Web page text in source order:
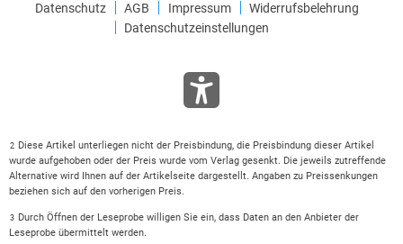
Datenschutz AGB Impressum
Widerrufsbelehrung
Datenschutzeinstellungen
2 Diese Artikel unterliegen nicht der Preisbindung, die Preisbindung dieser Artikel
wurde aufgehoben oder der Preis wurde vom Verlag gesenkt. Die jeweils zutreffende
Alternative wird Ihnen auf der Artikelseite dargestellt. Angaben zu Preissenkungen
beziehen sich auf den vorherigen Preis.
3 Durch Öffnen der Leseprobe willigen Sie ein, dass Daten an den Anbieter der
Leseprobe übermittelt werden.